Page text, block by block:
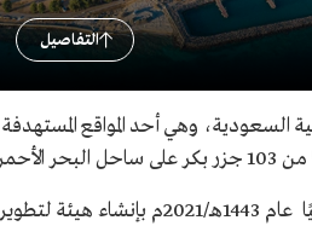
التفاصيل
السعودية، وهي أحد المواقع المستهدفة
أصدر خادم الحرمين الشريفين الملك سلمان بن عبدالعزيز آل سعود أمرًا ملكيًا عام 1443هـ/2021م بإنشاء هيئة لتطوير